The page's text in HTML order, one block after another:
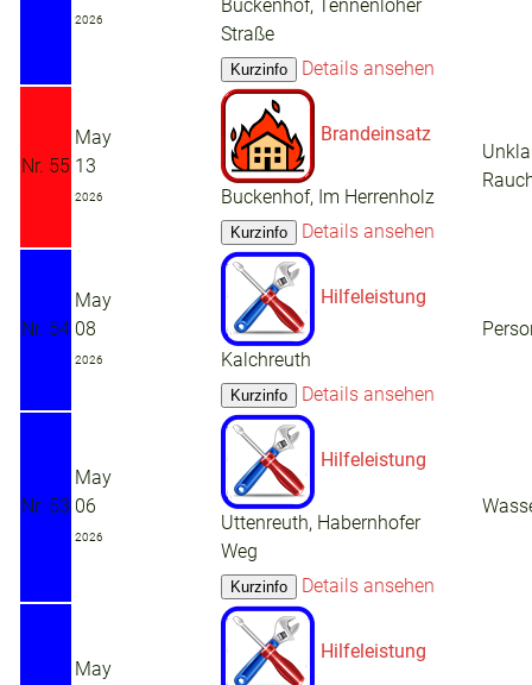
2026
Buckenhof, Tennenloher
Straße
Details ansehen
Nr. 55
May
13
2026
Brandeinsatz
Buckenhof, Im Herrenholz
Details ansehen
Nr. 54
May
08
2026
Hilfeleistung
Kalchreuth
Details ansehen
Nr. 53
May
06
2026
Hilfeleistung
Uttenreuth, Habernhofer
Weg
Details ansehen
May
Hilfeleistung